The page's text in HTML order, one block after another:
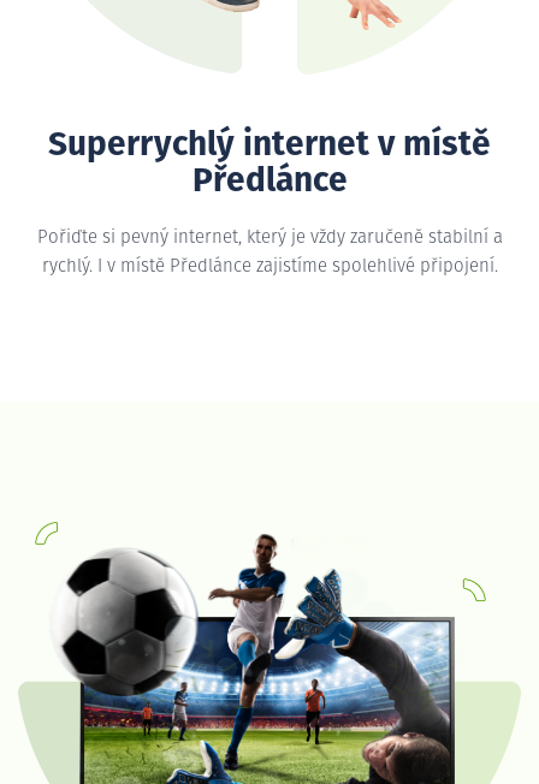
Superrychlý internet v místě
Předlánce
Pořiďte si pevný internet, který je vždy zaručeně stabilní a
rychlý. I v místě Předlánce zajistíme spolehlivé připojení.